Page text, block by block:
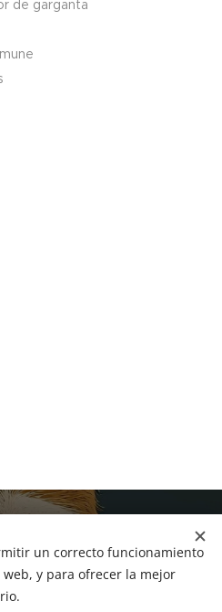
de garganta
un correcto funcionamiento
y para ofrecer la mejor